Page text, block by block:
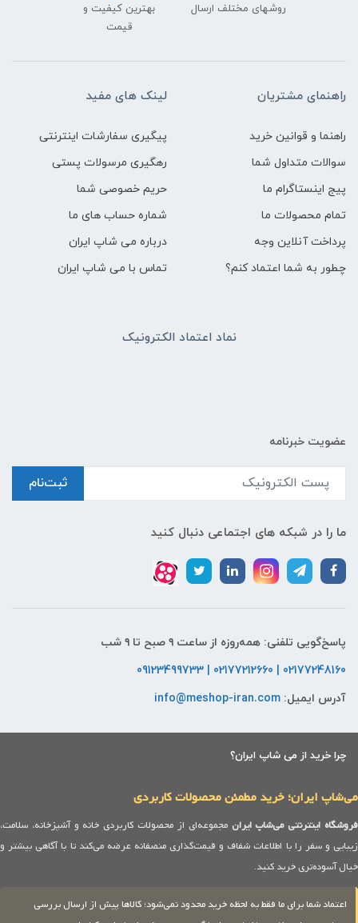
روشهای مختلف ارسال
بهترین کیفیت و
قیمت
راهنمای مشتریان
راهنما و قوانین خرید
سوالات متداول شما
پیج اینستاگرام ما
تمام محصولات ما
پرداخت آنلاین وجه
چطور به شما اعتماد کنم؟
لینک های مفید
پیگیری سفارشات اینترنتی
رهگیری مرسولات پستی
حریم خصوصی شما
شماره حساب های ما
درباره می شاپ ایران
تماس با می شاپ ایران
نماد اعتماد الکترونیک
عضویت خبرنامه
ثبت‌نام
ما را در شبکه های اجتماعی دنبال کنید
پاسخ‌گویی تلفنی: همه‌روزه از ساعت ۹ صبح تا ۹ شب
02177248160 | 02177212660 | 09123499733
آدرس ایمیل: info@meshop-iran.com
چرا خرید از می شاپ ایران؟
می‌شاپ ایران؛ خرید مطمئن محصولات کاربردی
فروشگاه اینترنتی می‌شاپ ایران مجموعه‌ای از محصولات کاربردی خانه و آشپزخانه، سلامت،
زیبایی و سفر را با اطلاعات شفاف و قیمت‌گذاری منصفانه عرضه می‌کند تا با آگاهی بیشتر و
خیال آسوده‌تری خرید کنید.
اعتماد شما برای ما فقط به لحظه خرید محدود نمی‌شود؛ کالاها پیش از ارسال بررسی